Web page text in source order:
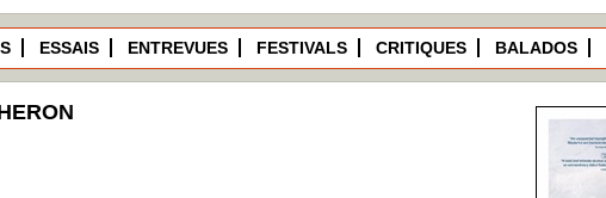
ESSAIS ENTREVUES FESTIVALS CRITIQUES BALADOS